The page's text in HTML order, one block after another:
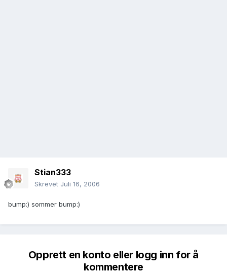
Stian333
Skrevet Juli 16, 2006
bump:) sommer bump:)
Opprett en konto eller logg inn for å
kommentere